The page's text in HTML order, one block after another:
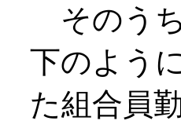
そのう
下のよう
た組合員